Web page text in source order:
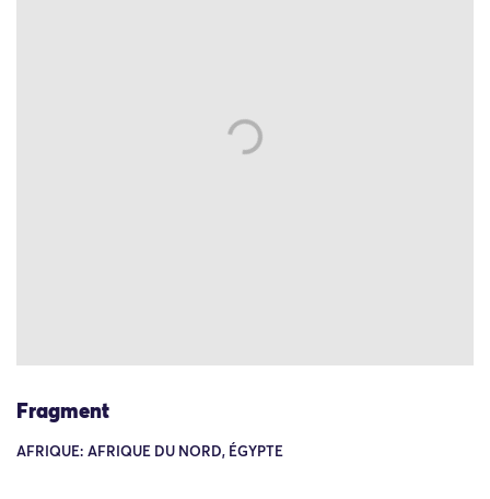
Fragment
AFRIQUE: AFRIQUE DU NORD, ÉGYPTE